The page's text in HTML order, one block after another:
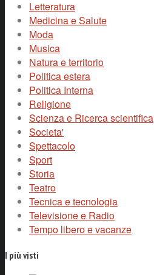
Letteratura
Medicina e Salute
Moda
Musica
Natura e territorio
Politica estera
Politica Interna
Religione
Scienza e Ricerca scientifica
Societa'
Spettacolo
Sport
Storia
Teatro
Tecnica e tecnologia
Televisione e Radio
Tempo libero e vacanze
I più visti